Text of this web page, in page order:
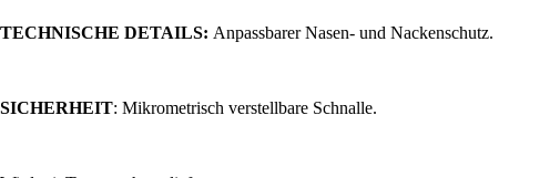
TECHNISCHE DETAILS: Anpassbarer Nasen- und Nackenschutz.
SICHERHEIT: Mikrometrisch verstellbare Schnalle.